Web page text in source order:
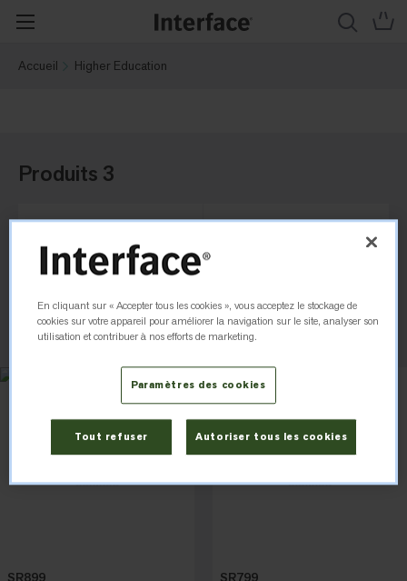
Accueil Higher Education
Produits 3
Trier par
SR899 SR799
En cliquant sur « Accepter tous les cookies », vous acceptez le stockage de
cookies sur votre appareil pour améliorer la navigation sur le site, analyser son
utilisation et contribuer à nos efforts de marketing.
Paramètres des cookies
Tout refuser Autoriser tous les cookies